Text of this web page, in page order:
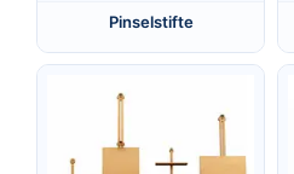
Pinselstifte